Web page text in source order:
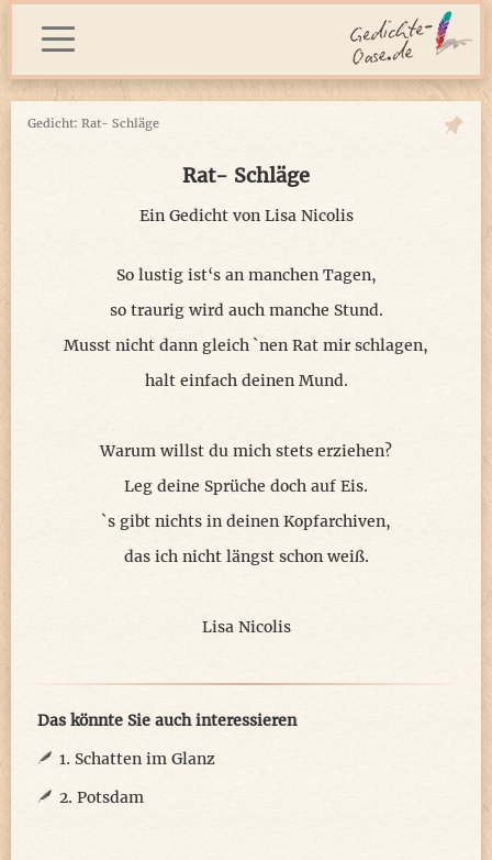
Gedicht: Rat- Schläge
Rat- Schläge
Ein Gedicht von Lisa Nicolis
So lustig ist‘s an manchen Tagen,
so traurig wird auch manche Stund.
Musst nicht dann gleich `nen Rat mir schlagen,
halt einfach deinen Mund.
Warum willst du mich stets erziehen?
Leg deine Sprüche doch auf Eis.
`s gibt nichts in deinen Kopfarchiven,
das ich nicht längst schon weiß.
Lisa Nicolis
Das könnte Sie auch interessieren
1. Schatten im Glanz
2. Potsdam